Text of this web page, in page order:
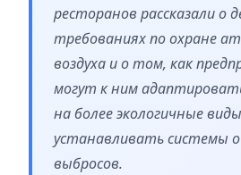
ресторанов рассказали о
требованиях по охране
воздуха и о том, как
могут к ним
на более экологичные
устанавливать системы
выбросов.